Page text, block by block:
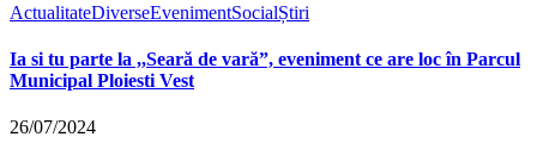
ActualitateDiverseEvenimentSocialȘtiri
Ia si tu parte la ,,Seară de vară”, eveniment ce are loc în Parcul
Municipal Ploiesti Vest
26/07/2024